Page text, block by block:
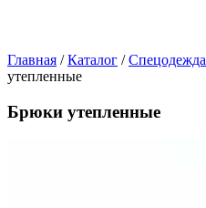
Главная / Каталог / Спецодежда
утепленные
Брюки утепленные